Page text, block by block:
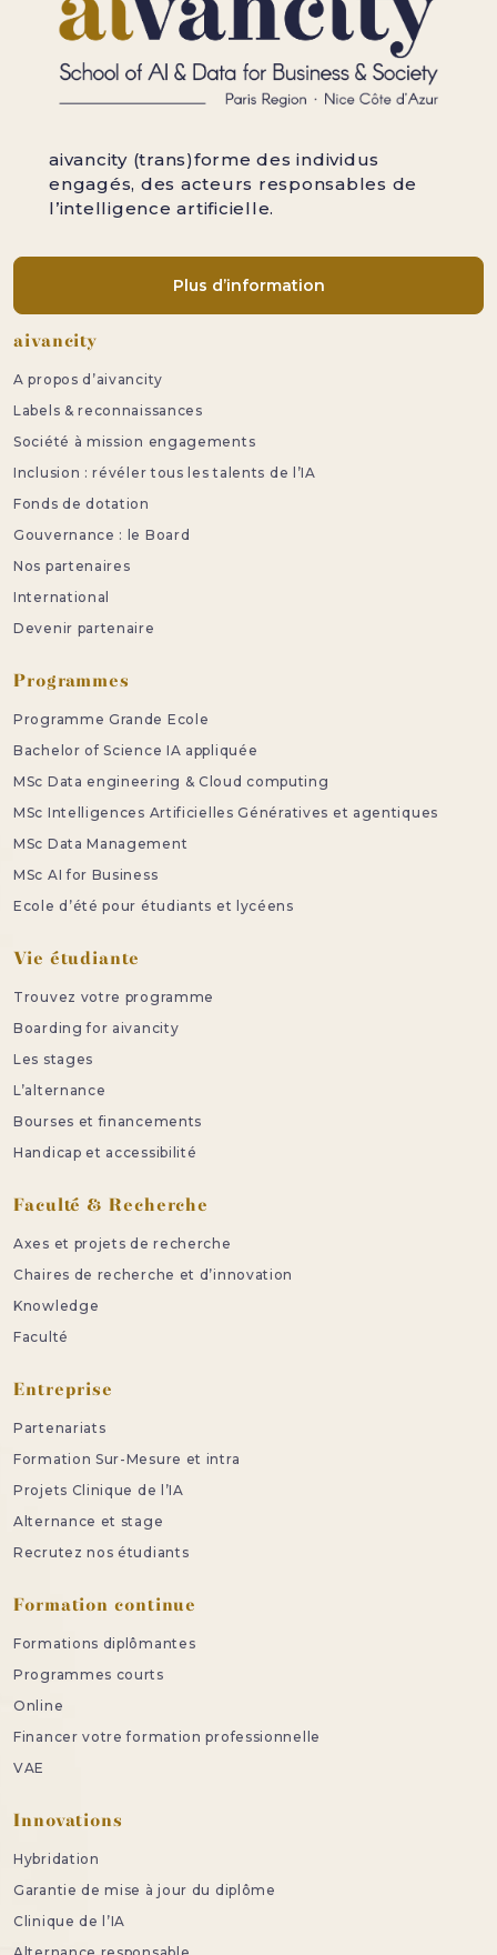
aivancity (trans)forme des individus
engagés, des acteurs responsables de
l’intelligence artificielle.
Plus d’information
Pied de page
aivancity
A propos d’aivancity
Labels & reconnaissances
Société à mission engagements
Inclusion : révéler tous les talents de l’IA
Fonds de dotation
Gouvernance : le Board
Nos partenaires
International
Devenir partenaire
Programmes
Programme Grande Ecole
Bachelor of Science IA appliquée
MSc Data engineering & Cloud computing
MSc Intelligences Artificielles Génératives et agentiques
MSc Data Management
MSc AI for Business
Ecole d’été pour étudiants et lycéens
Vie étudiante
Trouvez votre programme
Boarding for aivancity
Les stages
L’alternance
Bourses et financements
Handicap et accessibilité
Faculté & Recherche
Axes et projets de recherche
Chaires de recherche et d’innovation
Knowledge
Faculté
Entreprise
Partenariats
Formation Sur-Mesure et intra
Projets Clinique de l’IA
Alternance et stage
Recrutez nos étudiants
Formation continue
Formations diplômantes
Programmes courts
Online
Financer votre formation professionnelle
VAE
Innovations
Hybridation
Garantie de mise à jour du diplôme
Clinique de l’IA